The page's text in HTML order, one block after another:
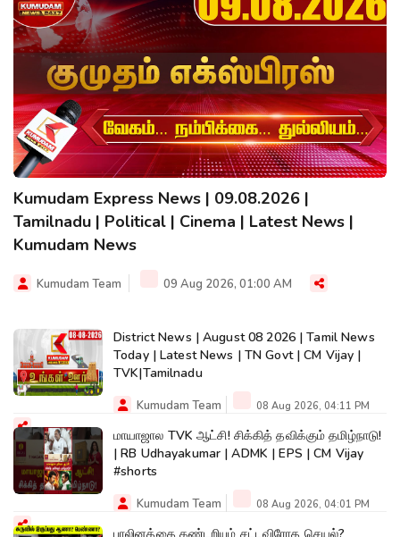
Kumudam Express News | 09.08.2026 |
Tamilnadu | Political | Cinema | Latest News |
Kumudam News
Kumudam Team 09 Aug 2026, 01:00 AM
District News | August 08 2026 | Tamil News
Today | Latest News | TN Govt | CM Vijay |
TVK|Tamilnadu
Kumudam Team 08 Aug 2026, 04:11 PM
மாயாஜால TVK ஆட்சி! சிக்கித் தவிக்கும் தமிழ்நாடு!
| RB Udhayakumar | ADMK | EPS | CM Vijay
#shorts
Kumudam Team 08 Aug 2026, 04:01 PM